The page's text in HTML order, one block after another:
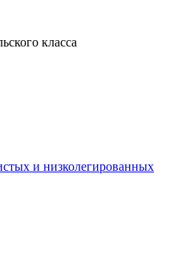
класса
и низколегированных